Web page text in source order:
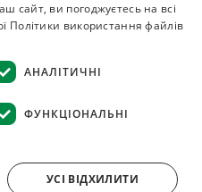
ПРЯНОЩІ
та прянощів Делюкс, Київ
авторським правом
Гарантія якості · Конфіденційність
UKRAINIAN
сайт, ви погоджуєтесь на всі
Політики використання файлів
АНАЛІТИЧНІ
ФУНКЦІОНАЛЬНІ
УСІ ВІДХИЛИТИ